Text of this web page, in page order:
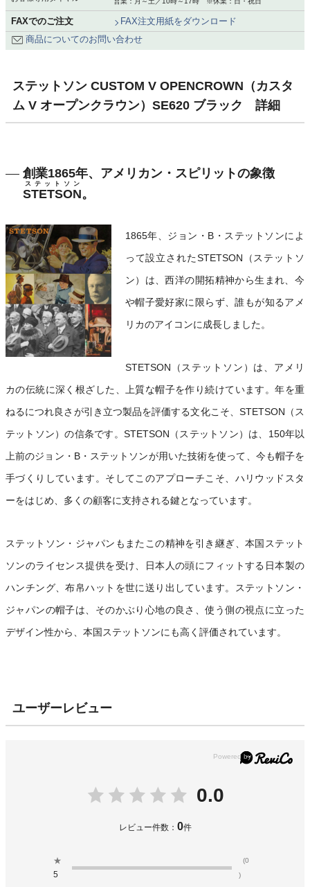
FAXでのご注文
FAX注文用紙をダウンロード
商品についてのお問い合わせ
ステットソン CUSTOM V OPENCROWN（カスタ
ム V オープンクラウン）SE620 ブラック 詳細
創業1865年、アメリカン・スピリットの象徴
STETSON
ステットソン
。
1865年、ジョン・B・ステットソンによ
って設立されたSTETSON（ステットソ
ン）は、西洋の開拓精神から生まれ、今
や帽子愛好家に限らず、誰もが知るアメ
リカのアイコンに成長しました。
STETSON（ステットソン）は、アメリ
カの伝統に深く根ざした、上質な帽子を作り続けています。年を重
ねるにつれ良さが引き立つ製品を評価する文化こそ、STETSON（ス
テットソン）の信条です。STETSON（ステットソン）は、150年以
上前のジョン・B・ステットソンが用いた技術を使って、今も帽子を
手づくりしています。そしてこのアプローチこそ、ハリウッドスタ
ーをはじめ、多くの顧客に支持される鍵となっています。
ステットソン・ジャパンもまたこの精神を引き継ぎ、本国ステット
ソンのライセンス提供を受け、日本人の頭にフィットする日本製の
ハンチング、布帛ハットを世に送り出しています。ステットソン・
ジャパンの帽子は、そのかぶり心地の良さ、使う側の視点に立った
デザイン性から、本国ステットソンにも高く評価されています。
ユーザーレビュー
0.0
レビュー件数： 0件
★
5
(0
)